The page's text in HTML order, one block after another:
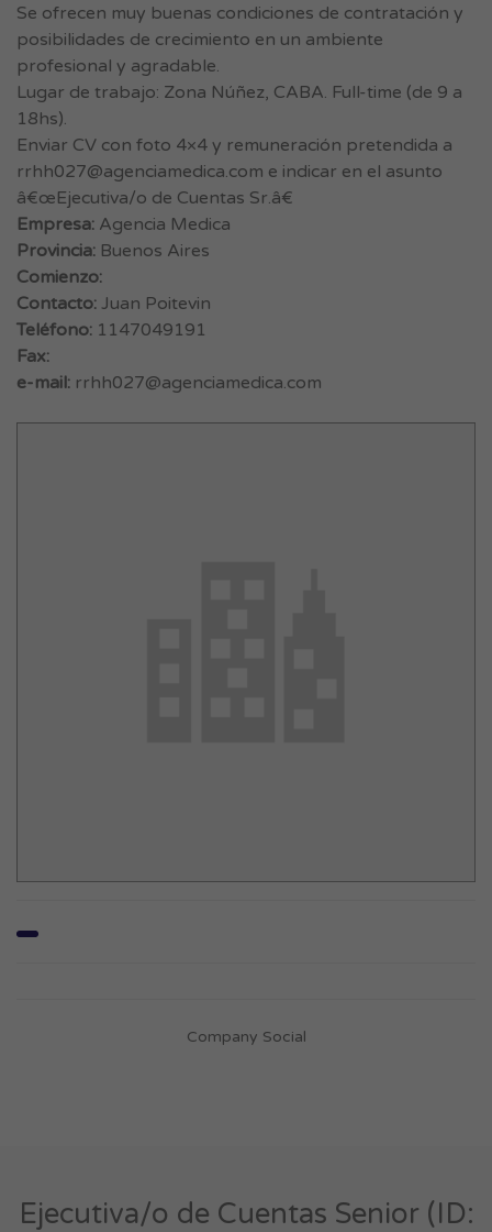
Se ofrecen muy buenas condiciones de contratación y
posibilidades de crecimiento en un ambiente
profesional y agradable.
Lugar de trabajo: Zona Núñez, CABA. Full-time (de 9 a
18hs).
Enviar CV con foto 4×4 y remuneración pretendida a
rrhh027@agenciamedica.com e indicar en el asunto
â€œEjecutiva/o de Cuentas Sr.â€
Empresa: Agencia Medica
Provincia: Buenos Aires
Comienzo:
Contacto: Juan Poitevin
Teléfono: 1147049191
Fax:
e-mail: rrhh027@agenciamedica.com
Company Social
Ejecutiva/o de Cuentas Senior (ID: